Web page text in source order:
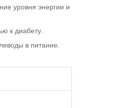
уровня энергии и
к диабету.
в питание.